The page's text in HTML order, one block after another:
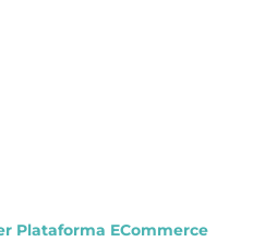
Plataforma ECommerce